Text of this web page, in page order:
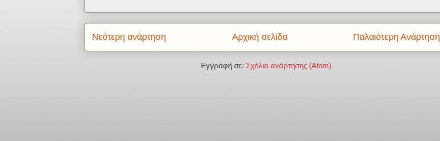
Νεότερη ανάρτηση Παλαιότερη Ανάρτηση
Αρχική σελίδα
Εγγραφή σε: Σχόλια ανάρτησης (Atom)